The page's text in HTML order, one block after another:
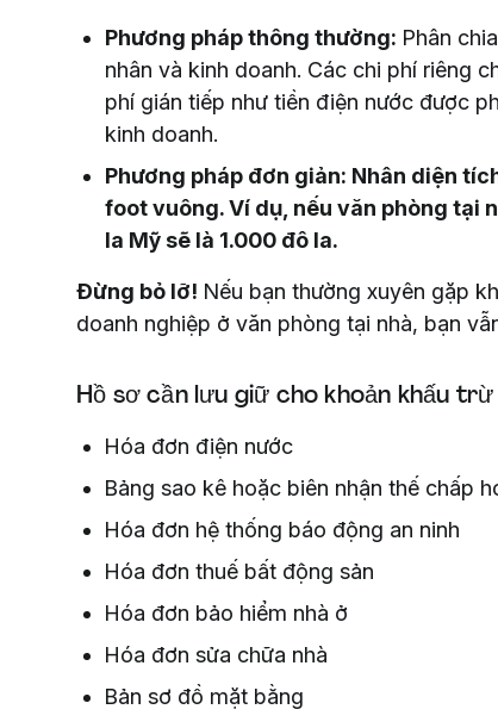
Phương pháp thông thường: Phân
nhân và kinh doanh. Các chi phí riêng
phí gián tiếp như tiền điện nước được
kinh doanh.
Phương pháp đơn giản: Nhân diện
foot vuông. Ví dụ, nếu văn phòng tại
la Mỹ sẽ là 1.000 đô la.
Đừng bỏ lỡ! Nếu bạn thường xuyên gặp
doanh nghiệp ở văn phòng tại nhà, bạn
Hồ sơ cần lưu giữ cho khoản khấu
Hóa đơn điện nước
Bảng sao kê hoặc biên nhận thế chấp
Hóa đơn hệ thống báo động an ninh
Hóa đơn thuế bất động sản
Hóa đơn bảo hiểm nhà ở
Hóa đơn sửa chữa nhà
Bản sơ đồ mặt bằng